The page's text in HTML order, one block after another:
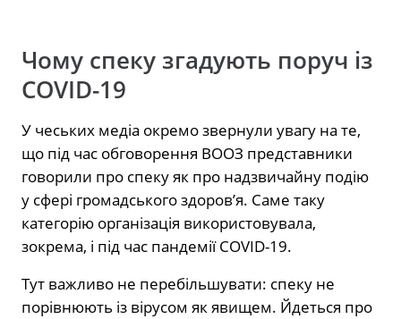
Чому спеку згадують поруч із
COVID-19
У чеських медіа окремо звернули увагу на те,
що під час обговорення ВООЗ представники
говорили про спеку як про надзвичайну подію
у сфері громадського здоров’я. Саме таку
категорію організація використовувала,
зокрема, і під час пандемії COVID-19.
Тут важливо не перебільшувати: спеку не
порівнюють із вірусом як явищем. Йдеться про